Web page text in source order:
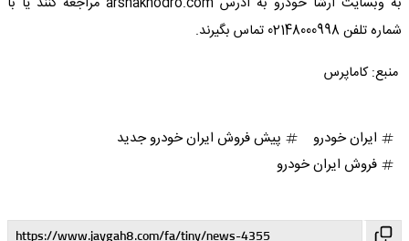
شماره تلفن 02148000998 تماس بگیرند.
منبع: کاماپرس
ایران خودرو
پیش فروش ایران خودرو جدید
فروش ایران خودرو